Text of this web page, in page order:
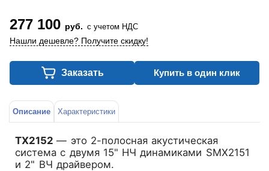
277 100 руб. с учетом НДС
Нашли дешевле? Получите скидку!
Заказать Купить в один клик
Описание Характеристики
ТХ2152— это 2-полосная акустическая
система с двумя 15" НЧ динамиками SMX2151
и 2" ВЧ драйвером.